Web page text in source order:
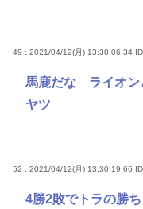
49 : 2021/04/12(月) 13:30:06.34
馬鹿だな ライオン
ヤツ
52 : 2021/04/12(月) 13:30:19.66
4勝2敗でトラの勝ち